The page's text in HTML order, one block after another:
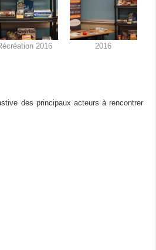
2016 2016
des principaux acteurs à rencontrer